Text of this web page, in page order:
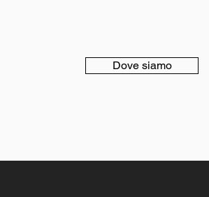
Dove siamo